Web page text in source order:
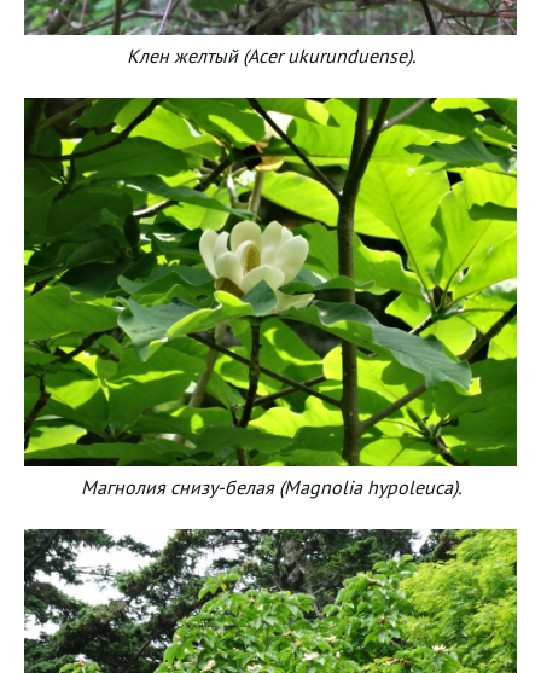
Клен желтый (Acer ukurunduense).
Магнолия снизу-белая (Magnolia hypoleuca).